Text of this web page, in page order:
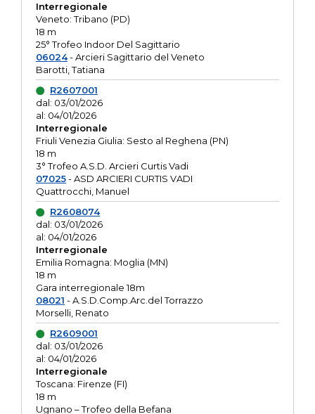
Interregionale
Veneto: Tribano (PD)
18 m
25° Trofeo Indoor Del Sagittario
06024- Arcieri Sagittario del Veneto
Barotti, Tatiana
R2607001
dal: 03/01/2026
al: 04/01/2026
Interregionale
Friuli Venezia Giulia: Sesto al Reghena (PN)
18 m
3° Trofeo A.S.D. Arcieri Curtis Vadi
07025- ASD ARCIERI CURTIS VADI
Quattrocchi, Manuel
R2608074
dal: 03/01/2026
al: 04/01/2026
Interregionale
Emilia Romagna: Moglia (MN)
18 m
Gara interregionale 18m
08021 - A.S.D.Comp.Arc.del Torrazzo
Morselli, Renato
R2609001
dal: 03/01/2026
al: 04/01/2026
Interregionale
Toscana: Firenze (FI)
18 m
Ugnano – Trofeo della Befana